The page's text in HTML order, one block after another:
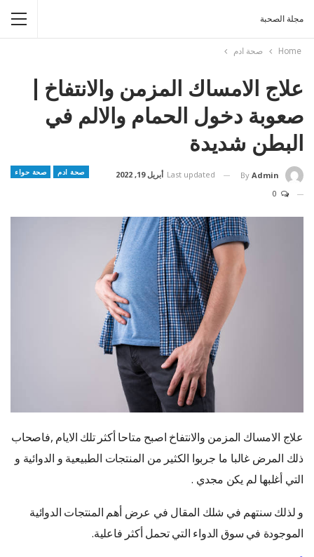
مجلة الصحبة
Home صحة ادم
علاج الامساك المزمن والانتفاخ |
صعوبة دخول الحمام والالم في
البطن شديدة
صحة ادم صحة حواء By Admin
Last updated أبريل 19, 2022
علاج الامساك المزمن والانتفاخ اصبح متاحا أكثر تلك الايام ,فاصحاب
ذلك المرض غالبا ما جربوا الكثير من المنتجات الطبيعية و الدوائية و
التي أغلبها لم يكن مجدي .
و لذلك سنتهم في شلك المقال في عرض أهم المنتجات الدوائية
الموجودة في سوق الدواء التي تحمل أكثر فاعلية.